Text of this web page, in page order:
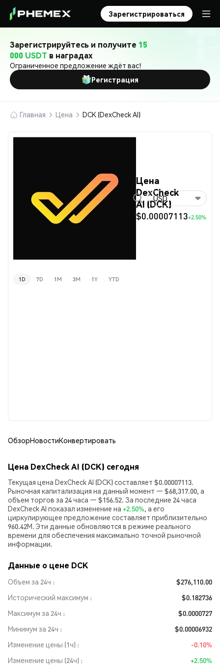
Зарегистрироваться
Зарегистрируйтесь и получите 15
000 USDT в наградах
Ограниченное предложение ждёт вас!
Регистрация
Главная Цена DCK (DexCheck AI)
Цена
DexCheck
AI (DCK)
$0.00007113+2.50%
USD
1D 7D 1M 3M 1Y YTD
ОбзорНовостиКонвертировать
Цена DexCheck AI (DCK) сегодня
Текущая цена DexCheck AI (DCK) составляет $0.00007113.
Рыночная капитализация на данный момент — $68,317.00, а
объем торгов за 24 часа — $156.52. За последние 24 часа
DexCheck AI показал изменение на +2.50%, а его
циркулирующее предложение составляет приблизительно
960.42M. Эти данные обновляются в режиме реального
времени для обеспечения максимально точной рыночной
информации.
Данные о цене DCK
Объем за 24ч
$276,110.00
Исторический максимум
$0.182736
Максимум за 24ч
$0.0000727
Минимум за 24ч
$0.00006932
Изменение цены (1ч)
-0.10%
Изменение цены (24ч)
+2.50%